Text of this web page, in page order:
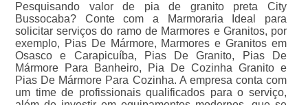
Pesquisando valor de pia de granito preta City
Bussocaba? Conte com a Marmoraria Ideal para
solicitar serviços do ramo de Marmores e Granitos, por
exemplo, Pias De Mármore, Marmores e Granitos em
Osasco e Carapicuíba, Pias De Granito, Pias De
Mármore Para Banheiro, Pia De Cozinha Granito e
Pias De Mármore Para Cozinha. A empresa conta com
um time de profissionais qualificados para o serviço,